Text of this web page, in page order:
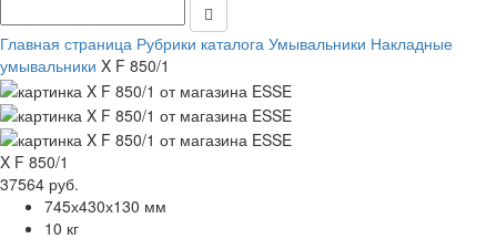
Главная страница Рубрики каталога Умывальники Накладные
умывальники X F 850/1
X F 850/1
37564 руб.
745х430х130 мм
10 кг